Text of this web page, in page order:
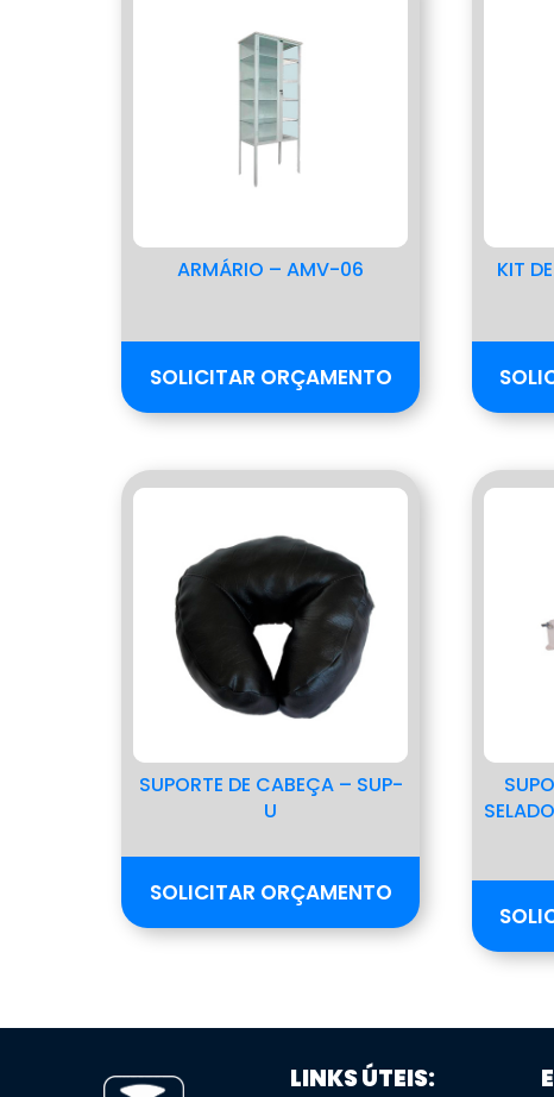
ARMÁRIO – AMV-06
SOLICITAR ORÇAMENTO
KIT
SUPORTE DE CABEÇA – SUP-
U
SOLICITAR ORÇAMENTO
LINKS ÚTEIS: